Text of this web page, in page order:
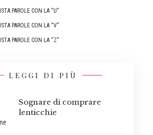
PAROLE CON LA “U”
PAROLE CON LA “V”
PAROLE CON LA “Z”
LEGGI DI PIÙ
Sognare di comprare
lenticchie